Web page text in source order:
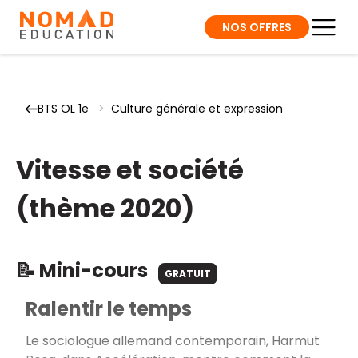
NOS OFFRES
BTS OL 1e > Culture générale et expression
Vitesse et société
(thème 2020)
📝 Mini-cours GRATUIT
Ralentir le temps
Le sociologue allemand contemporain, Harmut